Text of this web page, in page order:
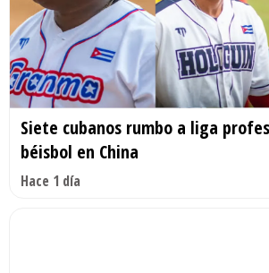
Siete cubanos rumbo a liga
béisbol en China
Hace 1 día